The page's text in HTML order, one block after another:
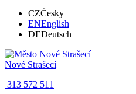
CZČesky
ENEnglish
DEDeutsch
Nové Strašecí
313 572 511